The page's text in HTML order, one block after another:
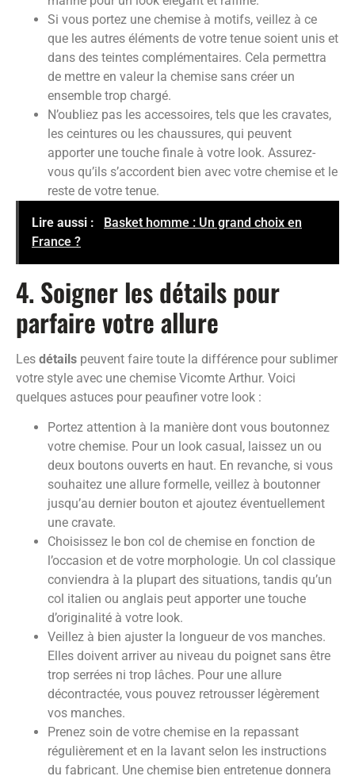
Si vous portez une chemise à motifs, veillez à ce
que les autres éléments de votre tenue soient unis et
dans des teintes complémentaires. Cela permettra
de mettre en valeur la chemise sans créer un
ensemble trop chargé.
N’oubliez pas les accessoires, tels que les cravates,
les ceintures ou les chaussures, qui peuvent
apporter une touche finale à votre look. Assurez-
vous qu’ils s’accordent bien avec votre chemise et le
reste de votre tenue.
Lire aussi :
Basket homme : Un grand choix en
France ?
4. Soigner les détails pour
parfaire votre allure
Les détails peuvent faire toute la différence pour sublimer
votre style avec une chemise Vicomte Arthur. Voici
quelques astuces pour peaufiner votre look :
Portez attention à la manière dont vous boutonnez
votre chemise. Pour un look casual, laissez un ou
deux boutons ouverts en haut. En revanche, si vous
souhaitez une allure formelle, veillez à boutonner
jusqu’au dernier bouton et ajoutez éventuellement
une cravate.
Choisissez le bon col de chemise en fonction de
l’occasion et de votre morphologie. Un col classique
conviendra à la plupart des situations, tandis qu’un
col italien ou anglais peut apporter une touche
d’originalité à votre look.
Veillez à bien ajuster la longueur de vos manches.
Elles doivent arriver au niveau du poignet sans être
trop serrées ni trop lâches. Pour une allure
décontractée, vous pouvez retrousser légèrement
vos manches.
Prenez soin de votre chemise en la repassant
régulièrement et en la lavant selon les instructions
du fabricant. Une chemise bien entretenue donnera